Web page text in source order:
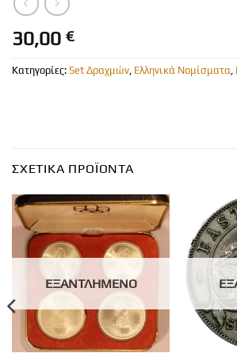
30,00 €
Κατηγορίες: Set Δραχμών Ελληνικά Νομίσματα
ΣΧΕΤΙΚΆ ΠΡΟΪΌΝΤΑ
ΕΞΑΝΤΛΗΜΈΝΟ